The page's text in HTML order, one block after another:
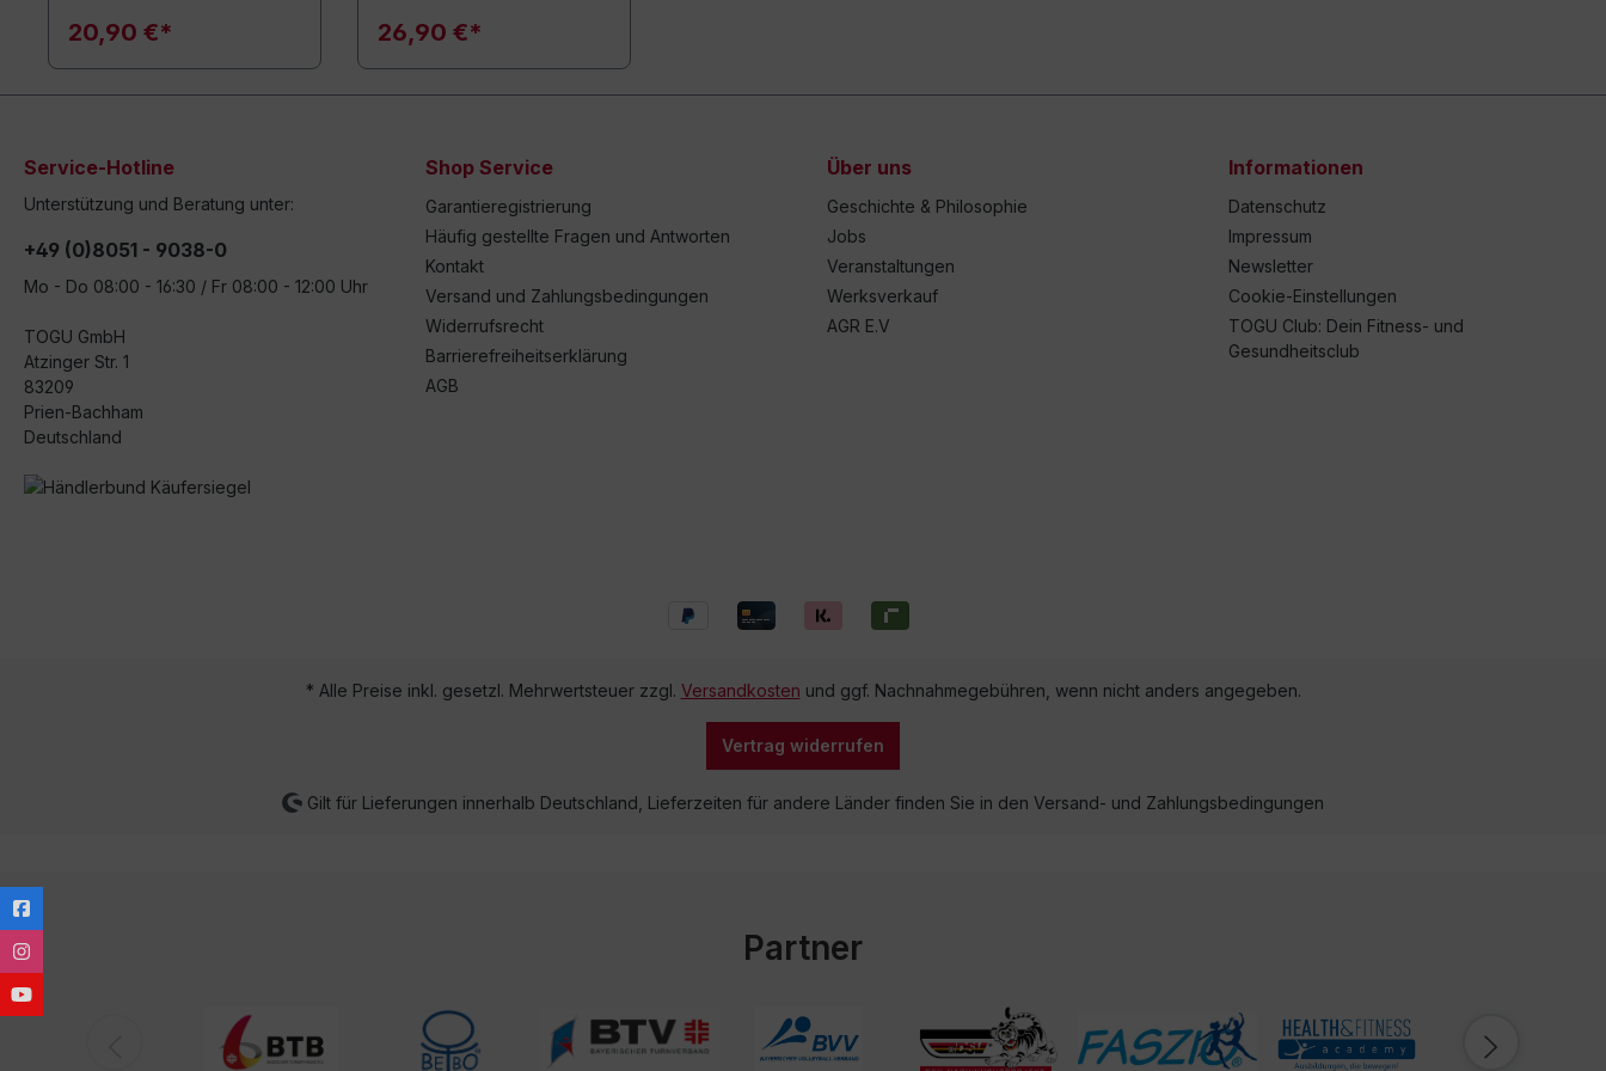
DVD)
20,90 €* 26,90 €*
Service-Hotline
Unterstützung und Beratung unter:
+49 (0)8051 - 9038-0
Mo - Do 08:00 - 16:30 / Fr 08:00 - 12:00 Uhr
TOGU GmbH
Atzinger Str. 1
83209
Prien-Bachham
Deutschland
Shop Service
Garantieregistrierung
Häufig gestellte Fragen und Antworten
Kontakt
Versand und Zahlungsbedingungen
Widerrufsrecht
Barrierefreiheitserklärung
AGB
Über uns
Geschichte & Philosophie
Jobs
Veranstaltungen
Werksverkauf
AGR E.V
Informationen
Datenschutz
Impressum
Newsletter
Cookie-Einstellungen
TOGU Club: Dein Fitness- und
Gesundheitsclub
* Alle Preise inkl. gesetzl. Mehrwertsteuer zzgl. Versandkosten und ggf. Nachnahmegebühren, wenn nicht anders angegeben.
Vertrag widerrufen
Gilt für Lieferungen innerhalb Deutschland, Lieferzeiten für andere Länder finden Sie in den Versand- und Zahlungsbedingungen
Partner